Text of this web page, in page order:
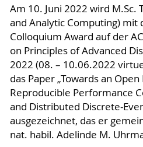
Am 10. Juni 2022 wird M.Sc.
and Analytic Computing) mit
Colloquium Award auf der
on Principles of Advanced
2022 (08. – 10.06.2022
das Paper „Towards an
Reproducible Performance
and Distributed Discrete-
ausgezeichnet, das er
nat. habil. Adelinde M.